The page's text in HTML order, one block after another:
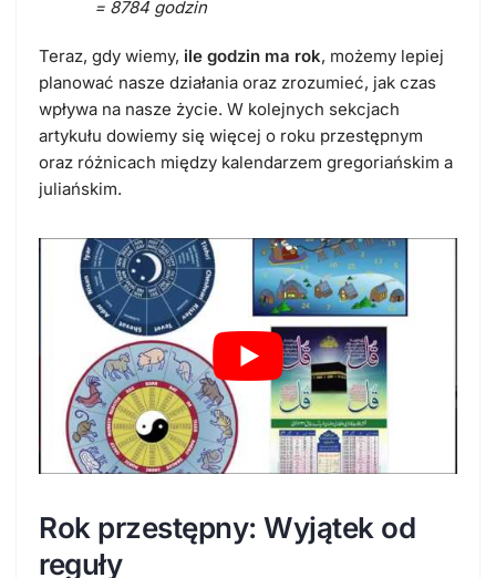
= 8784 godzin
Teraz, gdy wiemy, ile godzin ma rok, możemy lepiej
planować nasze działania oraz zrozumieć, jak czas
wpływa na nasze życie. W kolejnych sekcjach
artykułu dowiemy się więcej o roku przestępnym
oraz różnicach między kalendarzem gregoriańskim a
juliańskim.
Rok przestępny: Wyjątek od
reguły